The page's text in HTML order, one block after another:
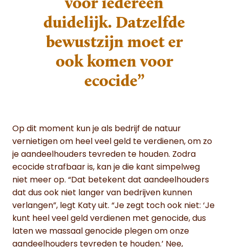
duidelijk. Datzelfde
bewustzijn moet er
ook komen voor
ecocide”
Op dit moment kun je als bedrijf de natuur
vernietigen om heel veel geld te verdienen, om zo
je aandeelhouders tevreden te houden. Zodra
ecocide strafbaar is, kan je die kant simpelweg
niet meer op. “Dat betekent dat aandeelhouders
dat dus ook niet langer van bedrijven kunnen
verlangen”, legt Katy uit. “Je zegt toch ook niet: ‘Je
kunt heel veel geld verdienen met genocide, dus
laten we massaal genocide plegen om onze
aandeelhouders tevreden te houden.’ Nee,